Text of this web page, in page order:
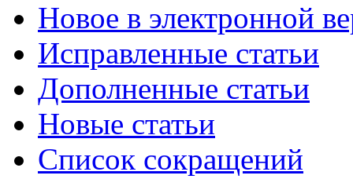
Новое в электронной
Исправленные статьи
Дополненные статьи
Новые статьи
Список сокращений